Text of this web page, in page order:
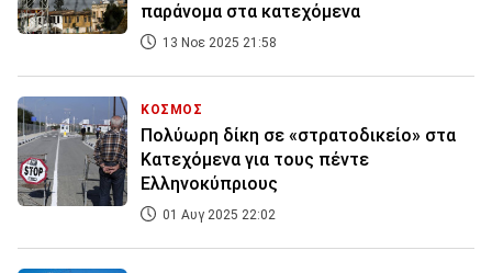
παράνομα στα κατεχόμενα
13 Νοε 2025 21:58
ΚΟΣΜΟΣ
Πολύωρη δίκη σε «στρατοδικείο» στα
Κατεχόμενα για τους πέντε
Ελληνοκύπριους
01 Αυγ 2025 22:02